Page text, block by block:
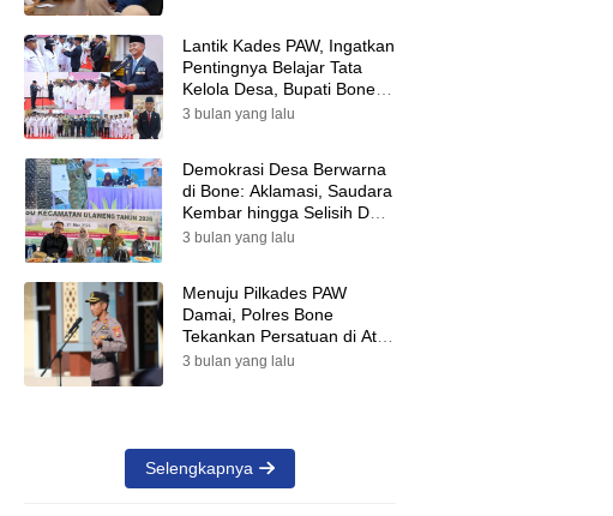
Lantik Kades PAW, Ingatkan
Pentingnya Belajar Tata
Kelola Desa, Bupati Bone:
Tak Ada Lagi Kubu,
3 bulan yang lalu
Demokrasi Desa Berwarna
di Bone: Aklamasi, Saudara
Kembar hingga Selisih Dua
Suara Warnai Pilkades PAW
3 bulan yang lalu
Menuju Pilkades PAW
Damai, Polres Bone
Tekankan Persatuan di Atas
Perbedaan Pilihan
3 bulan yang lalu
Selengkapnya